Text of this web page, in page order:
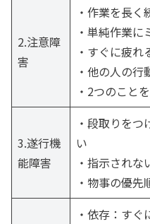
2.注意障
害
・作業を長
・単純作業に
・すぐに疲れ
・他の人の
・2つのこと
3.遂行機
能障害
・段取りを
い
・指示され
・物事の優
・依存：すぐ